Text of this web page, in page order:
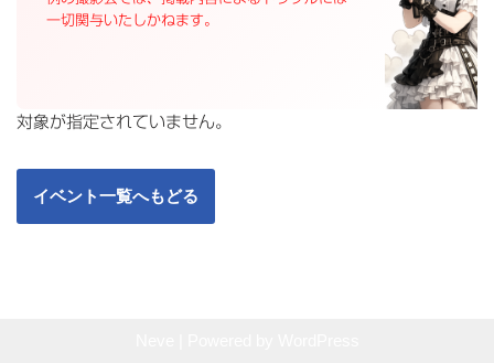
一切関与いたしかねます。
対象が指定されていません。
イベント一覧へもどる